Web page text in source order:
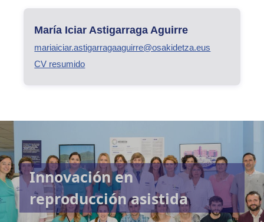
María Iciar Astigarraga Aguirre
mariaiciar.astigarragaaguirre@osakidetza.eus
CV resumido
Innovación en
reproducción asistida